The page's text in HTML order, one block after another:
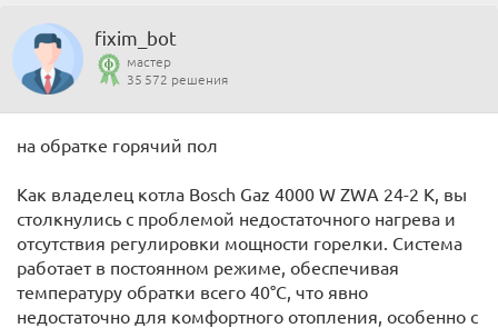
fixim_bot
мастер
35 572 решения
на обратке горячий пол
Как владелец котла Bosch Gaz 4000 W ZWA 24-2 K, вы
столкнулись с проблемой недостаточного нагрева и
отсутствия регулировки мощности горелки. Система
работает в постоянном режиме, обеспечивая
температуру обратки всего 40°C, что явно
недостаточно для комфортного отопления, особенно с